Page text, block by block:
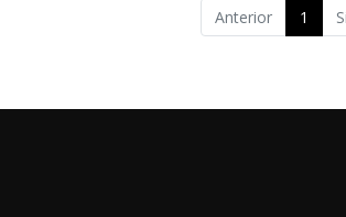
Anterior 1